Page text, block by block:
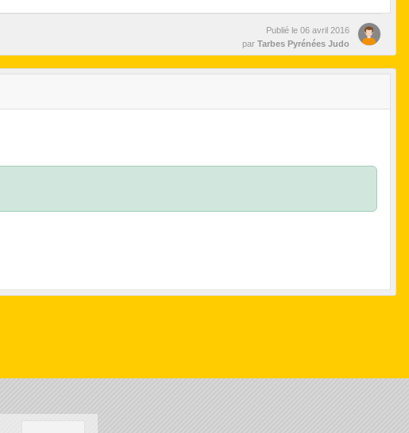
Publié le 06 avril 2016
par Tarbes Pyrénées Judo